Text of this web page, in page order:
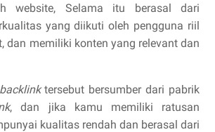
website, Selama itu berasal dari
yang diikuti oleh pengguna riil
dan memiliki konten yang relevant dan
backlinktersebut bersumber dari pabrik
, dan jika kamu memiliki ratusan
kualitas rendah dan berasal dari